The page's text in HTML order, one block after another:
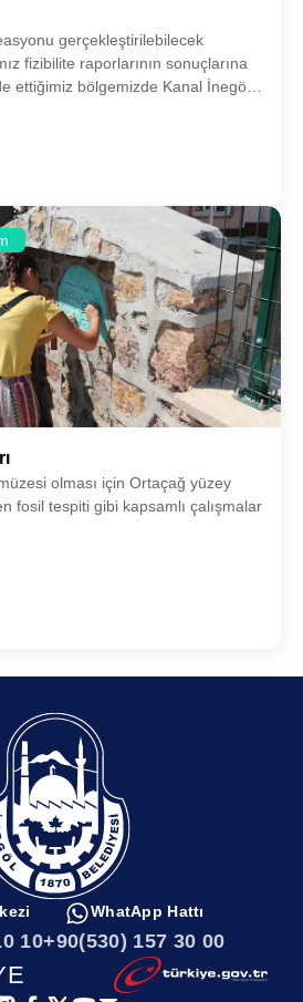
gerçekleştirilebilecek
fizibilite raporlarının sonuçlarına
ettiğimiz bölgemizde Kanal İnegöl
olması için Ortaçağ yüzey
fosil tespiti gibi kapsamlı çalışmalar
10
WhatApp Hattı
+90(530) 157 30 00